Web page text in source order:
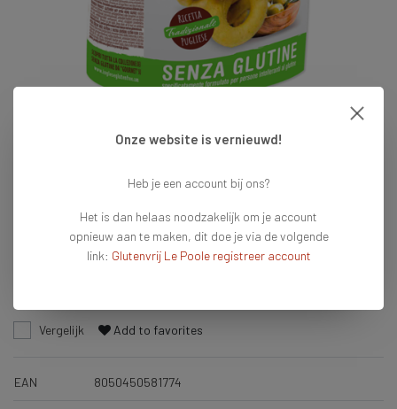
Vandaag voor 16:00 besteld = vandaag verzonden
Vergelijk Add to favorites
EAN 8050450581774
Onze website is vernieuwd!
Heb je een account bij ons?
Het is dan helaas noodzakelijk om je account
opnieuw aan te maken, dit doe je via de volgende
link: Glutenvrij Le Poole registreer account